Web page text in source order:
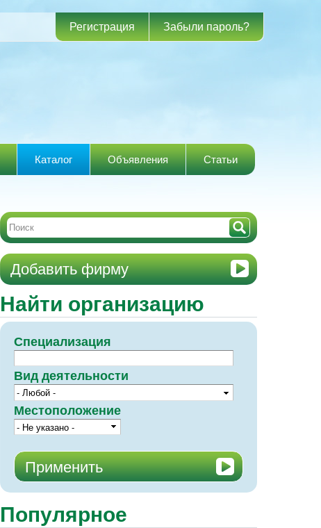
Регистрация Забыли пароль?
Каталог Объявления Статьи
Добавить фирму
Найти организацию
Специализация
Вид деятельности
Местоположение
Популярное